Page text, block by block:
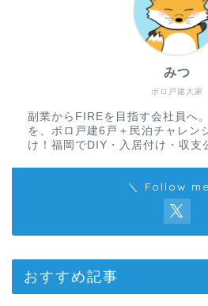
ボロ戸建大家
みつ
副業からFIREを目指す会社員へ
を、ボロ戸建6戸＋民泊チャレン
け！福岡でDIY・入居付け・収支
＼ Follow
おすすめ記事